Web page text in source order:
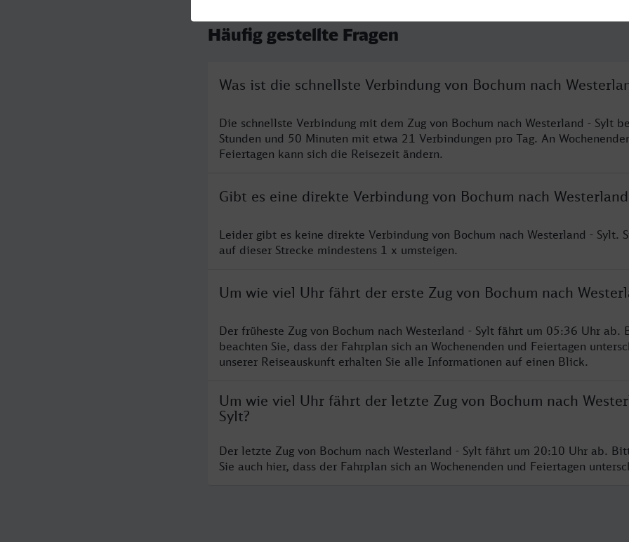
Häufig gestellte Fragen
Was ist die schnellste Verbindung von Bochum nach
Die schnellste Verbindung mit dem Zug von Bochum nach Westerland - Sylt
Stunden und 50 Minuten mit etwa 21 Verbindungen pro Tag. An
Feiertagen kann sich die Reisezeit ändern.
Gibt es eine direkte Verbindung von Bochum nach
Leider gibt es keine direkte Verbindung von Bochum nach Westerland - Sylt.
auf dieser Strecke mindestens 1 x umsteigen.
Um wie viel Uhr fährt der erste Zug von Bochum nach
Der früheste Zug von Bochum nach Westerland - Sylt fährt um 05:36 Uhr ab.
beachten Sie, dass der Fahrplan sich an Wochenenden und Feiertagen
unserer Reiseauskunft erhalten Sie alle Informationen auf einen Blick.
Um wie viel Uhr fährt der letzte Zug von Bochum nach
Sylt?
Der letzte Zug von Bochum nach Westerland - Sylt fährt um 20:10 Uhr ab.
Sie auch hier, dass der Fahrplan sich an Wochenenden und Feiertagen